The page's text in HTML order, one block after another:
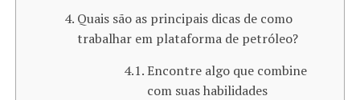
Quais são as principais dicas de como
trabalhar em plataforma de petróleo?
Encontre algo que combine
com suas habilidades